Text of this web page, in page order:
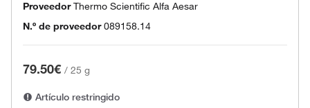
ProveedorThermo Scientific Alfa Aesar
N.º de proveedor 089158.14
79.50€ / 25 g
Artículo restringido